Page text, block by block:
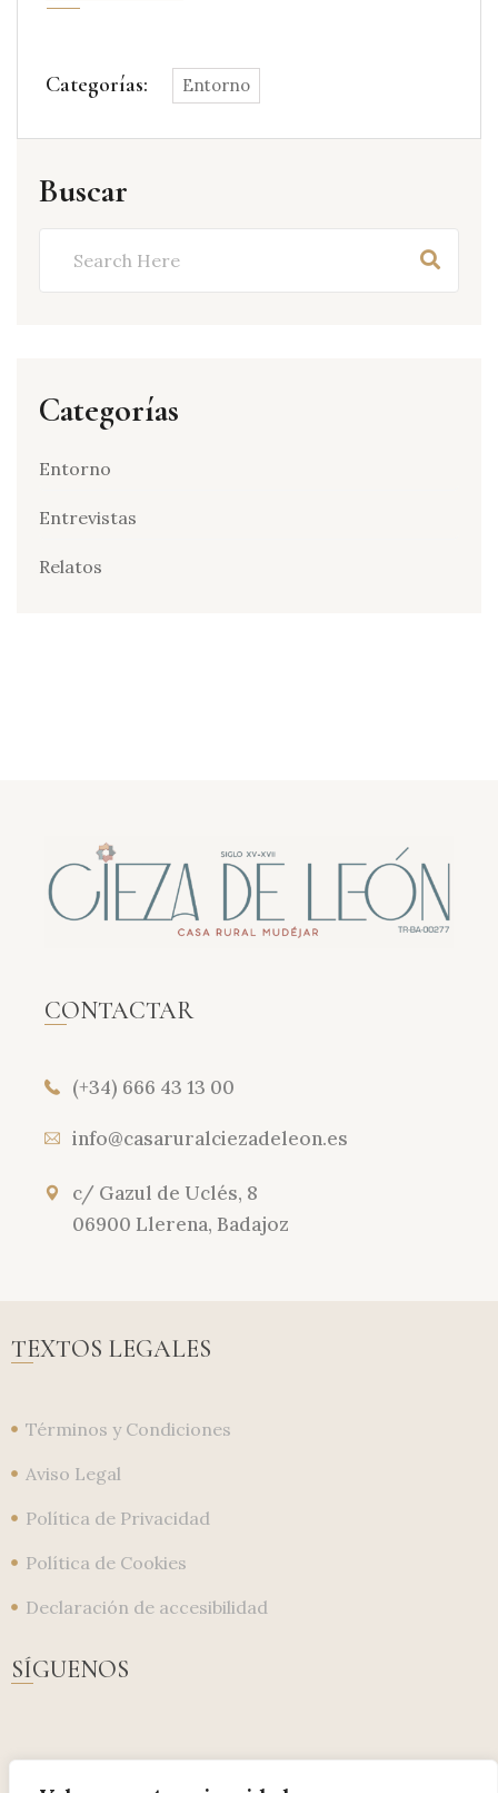
Categorías: Entorno
Buscar
Categorías
Entorno
Entrevistas
Relatos
CONTACTAR
(+34) 666 43 13 00
info@casaruralciezadeleon.es
c/ Gazul de Uclés, 8
06900 Llerena, Badajoz
TEXTOS LEGALES
Términos y Condiciones
Aviso Legal
Política de Privacidad
Política de Cookies
Declaración de accesibilidad
SÍGUENOS